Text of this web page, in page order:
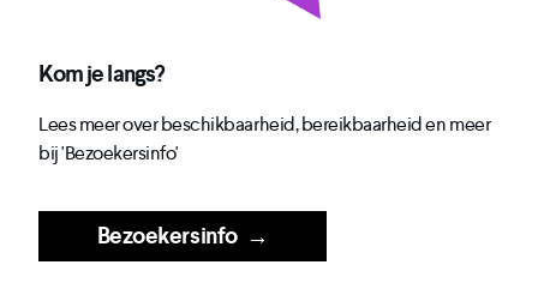
Kom je langs?
Lees meer over beschikbaarheid, bereikbaarheid en meer
bij 'Bezoekersinfo'
Bezoekersinfo→